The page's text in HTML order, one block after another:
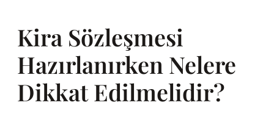
Kira Sözleşmesi
Hazırlanırken Nelere
Dikkat Edilmelidir?